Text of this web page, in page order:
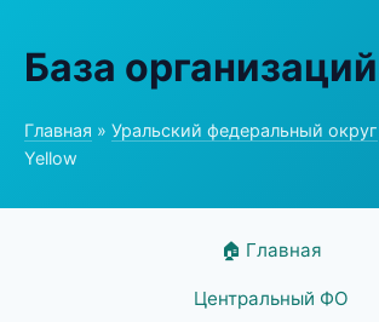
База организаций
Главная » Уральский федеральный округ
Yellow
🏠 Главная
Центральный ФО